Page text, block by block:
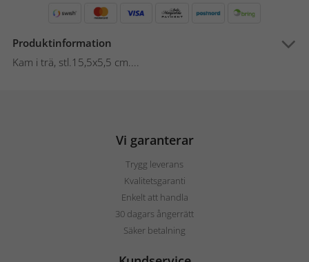
Produktinformation
Kam i trä, stl.15,5x5,5 cm....
Vi garanterar
Trygg leverans
Kvalitetsgaranti
Enkelt att handla
30 dagars ångerrätt
Säker betalning